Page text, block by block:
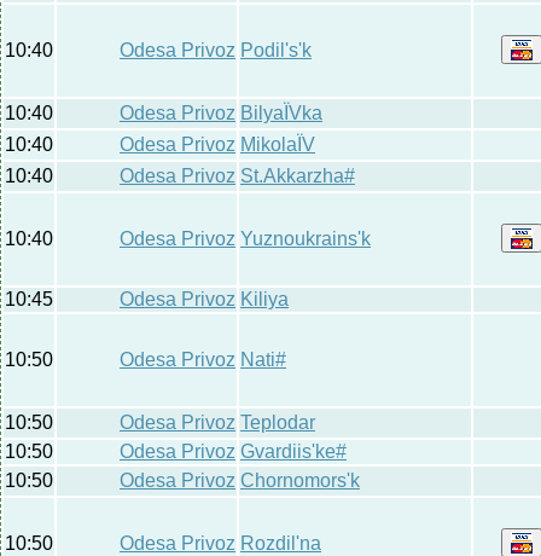
10:40 Odesa Privoz Podil's'k
10:40 Odesa Privoz BilyaЇVka
10:40
Odesa Privoz MikolaЇV
10:40
Odesa Privoz St.Akkarzha#
10:40 Odesa Privoz Yuznoukraіns'k
10:45 Odesa Privoz Kiliya
10:50 Odesa Privoz Nati#
10:50 Odesa Privoz Teplodar
10:50
Odesa Privoz Gvardiis'ke#
10:50
Odesa Privoz Chornomors'k
10:50 Odesa Privoz Rozdil'na